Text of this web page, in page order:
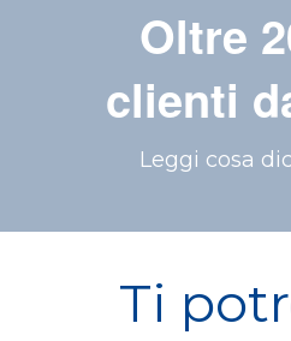
Oltre
clienti
Leggi cosa
Ti